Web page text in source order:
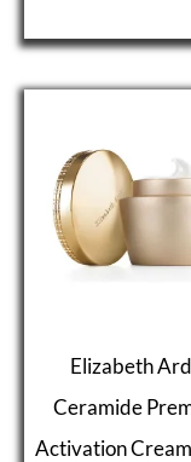
Elizabeth
Ceramide
Activation